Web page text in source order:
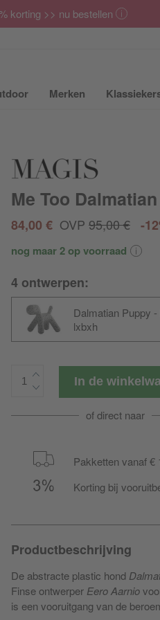
korting >> nu bestellen
uit- of inklappen
van Accessoires uit- of
Submenu van Outdoor
Merken Submenu
Me Too
84,00 € OVP 95,00 € -
nog maar 2 op voorraad
4 ontwerpen:
Dalmatian Puppy
lxbxh
In de
of direct naar
Pakketten vanaf €
Korting bij
Productbeschrijving
De abstracte plastic hond
Finse ontwerper Eero Aarnio
is een vooruitgang van de